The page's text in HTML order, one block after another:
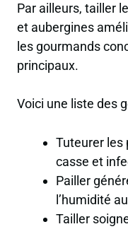
Par ailleurs, tailler
et aubergines
les gourmands
principaux.
Voici une liste des
Tuteurer les
casse et
Pailler
l’humidité
Tailler